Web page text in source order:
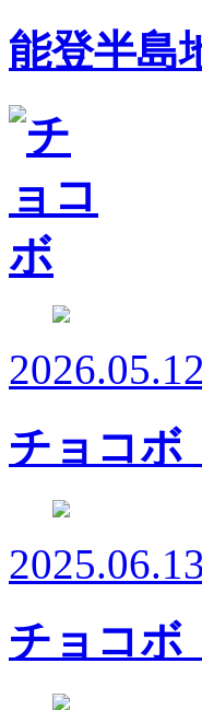
能登半島
2026.05.12
チョコ
2025.06.13
チョコ